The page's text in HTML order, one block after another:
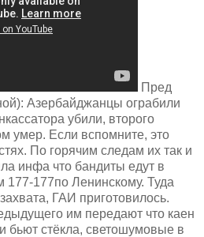
Пред
Азербайджанцы ограбили
убили, второго
умер. Если вспомните, это
По горячим следам их так и
инфа что бандиты едут в
177-177по Ленинскому. Туда
ГАИ приготовилось.
им передают что каен
бьют стёкла, светошумовые в